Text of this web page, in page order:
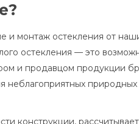
монтаж остекления от
остекления — это
и продавцом продукции
неблагоприятных
конструкции,